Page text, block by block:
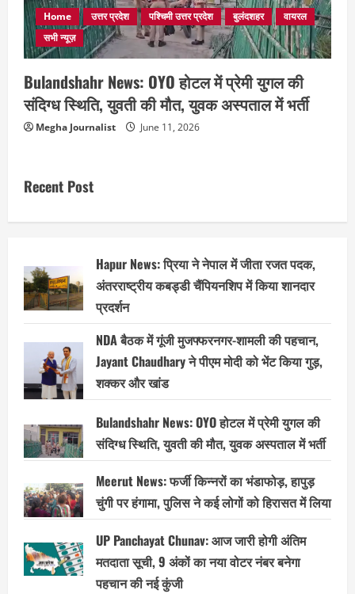
Home उत्तर प्रदेश पश्चिमी उत्तर प्रदेश बुलंदशहर
वायरल
सभी न्यूज़
Bulandshahr News: OYO होटल में प्रेमी युगल की
संदिग्ध स्थिति, युवती की मौत, युवक अस्पताल में भर्ती
Megha Journalist June 11, 2026
Recent Post
Hapur News: प्रिया ने नेपाल में जीता रजत पदक,
अंतरराष्ट्रीय कबड्डी चैंपियनशिप में किया शानदार
प्रदर्शन
NDA बैठक में गूंजी मुजफ्फरनगर-शामली की पहचान,
Jayant Chaudhary ने पीएम मोदी को भेंट किया गुड़,
शक्कर और खांड
Bulandshahr News: OYO होटल में प्रेमी युगल की
संदिग्ध स्थिति, युवती की मौत, युवक अस्पताल में भर्ती
Meerut News: फर्जी किन्नरों का भंडाफोड़, हापुड़
चुंगी पर हंगामा, पुलिस ने कई लोगों को हिरासत में लिया
UP Panchayat Chunav: आज जारी होगी अंतिम
मतदाता सूची, 9 अंकों का नया वोटर नंबर बनेगा
पहचान की नई कुंजी